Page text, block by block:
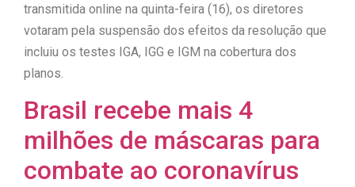
transmitida online na quinta-feira (16), os diretores
votaram pela suspensão dos efeitos da resolução que
incluiu os testes IGA, IGG e IGM na cobertura dos
planos.
Brasil recebe mais 4
milhões de máscaras para
combate ao coronavírus